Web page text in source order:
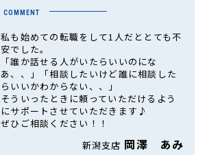
COMMENT
私も始めての転職をして1人だととても不
安でした。
「誰か話せる人がいたらいいのにな
あ、、」「相談したいけど誰に相談した
らいいかわからない、、」
そういったときに頼っていただけるよう
にサポートさせていただきます♪
ぜひご相談ください！！
新潟支店 岡澤 あみ